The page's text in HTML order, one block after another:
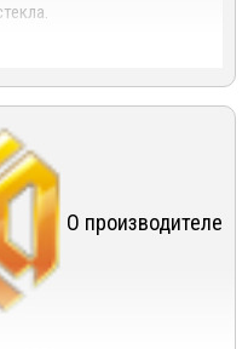
(более чем на 1100
капота;
крепления для
О производителе